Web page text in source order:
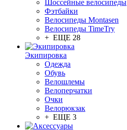
Шоссейные велосипеды
Фэтбайки
Велосипеды Montasen
Велосипеды TimeTry
+ ЕЩЕ 28
Экипировка
Одежда
Обувь
Велошлемы
Велоперчатки
Очки
Велорюкзак
+ ЕЩЕ 3